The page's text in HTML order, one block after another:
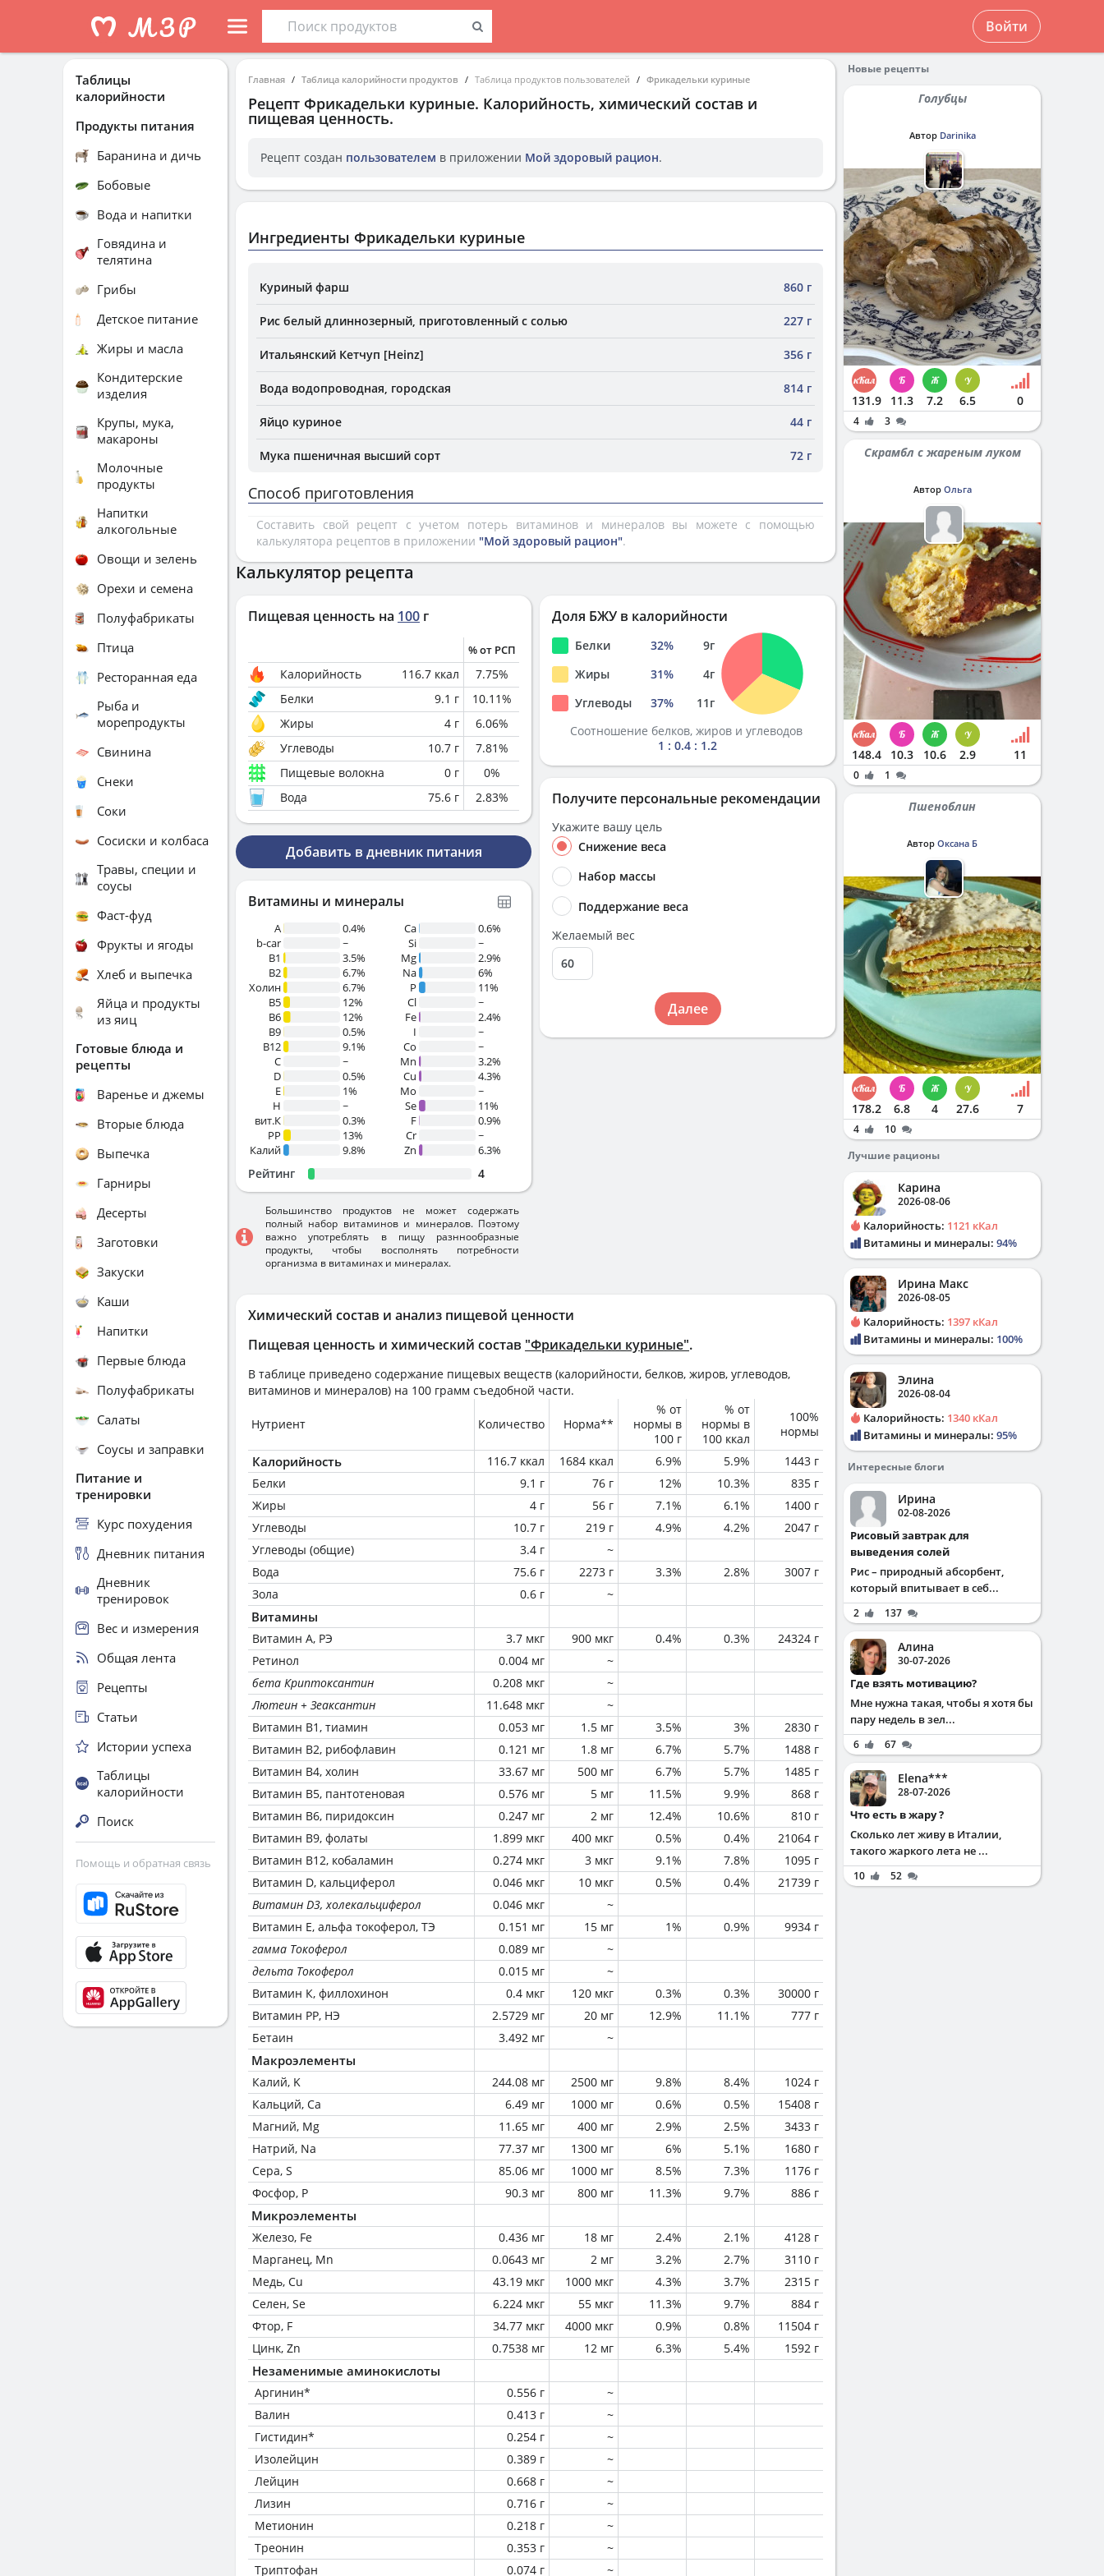
Войти
Главная Таблица калорийности продуктов Таблица продуктов пользователей Фрикадельки куриные
Рецепт Фрикадельки куриные. Калорийность, химический состав и
пищевая ценность.
Рецепт создан пользователем в приложении Мой здоровый рацион.
Ингредиенты Фрикадельки куриные
Куриный фарш 860 г
Рис белый длиннозерный, приготовленный с солью 227 г
Итальянский Кетчуп [Heinz] 356 г
Вода водопроводная, городская 814 г
Яйцо куриное 44 г
Мука пшеничная высший сорт 72 г
Способ приготовления
Составить свой рецепт с учетом потерь витаминов и минералов вы можете с помощью
калькулятора рецептов в приложении "Мой здоровый рацион".
Химический состав и анализ пищевой ценности
Пищевая ценность и химический состав "Фрикадельки куриные".
В таблице приведено содержание пищевых веществ (калорийности, белков, жиров, углеводов,
витаминов и минералов) на 100 грамм съедобной части.
Нутриент Количество Норма**
% от
нормы в
100 г
% от
нормы в
100 ккал
100%
нормы
Калорийность 116.7 ккал 1684 ккал 6.9% 5.9%
1443 г
Белки
9.1 г 76 г 12% 10.3%
835 г
Жиры
4 г 56 г 7.1% 6.1%
1400 г
Углеводы
10.7 г 219 г 4.9% 4.2%
2047 г
Углеводы (общие)
3.4 г
~
Вода
75.6 г 2273 г 3.3% 2.8%
3007 г
Зола
0.6 г ~
Витамины
Витамин А, РЭ 3.7 мкг 900 мкг 0.4% 0.3%
24324 г
Ретинол
0.004 мг
~
бета Криптоксантин
0.208 мкг
~
Лютеин + Зеаксантин
11.648 мкг
~
Витамин В1, тиамин
0.053 мг 1.5 мг 3.5% 3%
2830 г
Витамин В2, рибофлавин
0.121 мг 1.8 мг 6.7% 5.7%
1488 г
Витамин В4, холин
33.67 мг 500 мг 6.7% 5.7%
1485 г
Витамин В5, пантотеновая
0.576 мг 5 мг 11.5% 9.9%
868 г
Витамин В6, пиридоксин
0.247 мг 2 мг 12.4% 10.6%
810 г
Витамин В9, фолаты
1.899 мкг 400 мкг 0.5% 0.4%
21064 г
Витамин В12, кобаламин
0.274 мкг 3 мкг 9.1% 7.8%
1095 г
Витамин D, кальциферол
0.046 мкг 10 мкг 0.5% 0.4%
21739 г
Витамин D3, холекальциферол
0.046 мкг
~
Витамин Е, альфа токоферол, ТЭ
0.151 мг 15 мг 1% 0.9%
9934 г
гамма Токоферол
0.089 мг
~
дельта Токоферол
0.015 мг
~
Витамин К, филлохинон
0.4 мкг 120 мкг 0.3% 0.3%
30000 г
Витамин РР, НЭ
2.5729 мг 20 мг 12.9% 11.1%
777 г
Бетаин
3.492 мг ~
Макроэлементы
Калий, K 244.08 мг 2500 мг 9.8% 8.4%
1024 г
Кальций, Ca
6.49 мг 1000 мг 0.6% 0.5%
15408 г
Магний, Mg
11.65 мг 400 мг 2.9% 2.5%
3433 г
Натрий, Na
77.37 мг 1300 мг 6% 5.1%
1680 г
Сера, S
85.06 мг 1000 мг 8.5% 7.3%
1176 г
Фосфор, P
90.3 мг 800 мг 11.3% 9.7% 886 г
Микроэлементы
Железо, Fe 0.436 мг 18 мг 2.4% 2.1%
4128 г
Марганец, Mn
0.0643 мг 2 мг 3.2% 2.7%
3110 г
Медь, Cu
43.19 мкг 1000 мкг 4.3% 3.7%
2315 г
Селен, Se
6.224 мкг 55 мкг 11.3% 9.7%
884 г
Фтор, F
34.77 мкг 4000 мкг 0.9% 0.8%
11504 г
Цинк, Zn
0.7538 мг 12 мг 6.3% 5.4% 1592 г
Незаменимые аминокислоты
Аргинин* 0.556 г
~
Валин
0.413 г
~
Гистидин*
0.254 г
~
Изолейцин
0.389 г
~
Лейцин
0.668 г
~
Лизин
0.716 г
~
Метионин
0.218 г
~
Треонин
0.353 г
~
Триптофан
0.074 г ~
Калькулятор рецепта
Пищевая ценность на 100 г
% от РСП
Калорийность 116.7 ккал 7.75%
Белки
9.1 г 10.11%
Жиры
4 г 6.06%
Углеводы
10.7 г 7.81%
Пищевые волокна
0 г 0%
Вода
75.6 г 2.83%
Добавить в дневник питания
Витамины и минералы
A
0.4%
b-car
~
В1
3.5%
B2
6.7%
Холин
6.7%
B5
12%
B6
12%
B9
0.5%
B12
9.1%
C
~
D
0.5%
E
1%
H
~
вит.К
0.3%
PP
13%
Калий
9.8%
Ca
0.6%
Si
~
Mg
2.9%
Na
6%
P
11%
Cl
~
Fe
2.4%
I
~
Co
~
Mn
3.2%
Cu
4.3%
Mo
~
Se
11%
F
0.9%
Cr
~
Zn
6.3%
Рейтинг 4
Большинство продуктов не может содержать
полный набор витаминов и минералов. Поэтому
важно употреблять в пищу разннообразные
продукты, чтобы восполнять потребности
организма в витаминах и минералах.
Доля БЖУ в калорийности
Белки 32% 9г
Жиры
31% 4г
Углеводы
37% 11г
Соотношение белков, жиров и углеводов
1 : 0.4 : 1.2
Получите персональные рекомендации
Укажите вашу цель
Снижение веса
Набор массы
Поддержание веса
Желаемый вес
Далее
Таблицы
калорийности
Продукты питания
Баранина и дичь
Бобовые
Вода и напитки
Говядина и
телятина
Грибы
Детское питание
Жиры и масла
Кондитерские
изделия
Крупы, мука,
макароны
Молочные
продукты
Напитки
алкогольные
Овощи и зелень
Орехи и семена
Полуфабрикаты
Птица
Ресторанная еда
Рыба и
морепродукты
Свинина
Снеки
Соки
Сосиски и колбаса
Травы, специи и
соусы
Фаст-фуд
Фрукты и ягоды
Хлеб и выпечка
Яйца и продукты
из яиц
Готовые блюда и
рецепты
Варенье и джемы
Вторые блюда
Выпечка
Гарниры
Десерты
Заготовки
Закуски
Каши
Напитки
Первые блюда
Полуфабрикаты
Салаты
Соусы и заправки
Питание и
тренировки
Курс похудения
Дневник питания
Дневник
тренировок
Вес и измерения
Общая лента
Рецепты
Статьи
Истории успеха
Таблицы
калорийности
Поиск
Помощь и обратная связь
Новые рецепты
Голубцы
Автор Darinika
131.9 11.3 7.2 6.5 0
4 3
Скрамбл с жареным луком
Автор Ольга
148.4 10.3 10.6 2.9 11
0 1
Пшеноблин
Автор Оксана Б
178.2 6.8 4 27.6 7
4
10
Лучшие рационы
Карина
2026-08-06
Калорийность: 1121 кКал
Витамины и минералы: 94%
Ирина Макс
2026-08-05
Калорийность: 1397 кКал
Витамины и минералы: 100%
Элина
2026-08-04
Калорийность: 1340 кКал
Витамины и минералы: 95%
Интересные блоги
Ирина
02-08-2026
Рисовый завтрак для
выведения солей
Рис – природный абсорбент,
который впитывает в себ...
2 137
Алина
30-07-2026
Где взять мотивацию?
Мне нужна такая, чтобы я хотя бы
пару недель в зел...
6 67
Elena***
28-07-2026
Что есть в жару ?
Сколько лет живу в Италии,
такого жаркого лета не ...
10 52